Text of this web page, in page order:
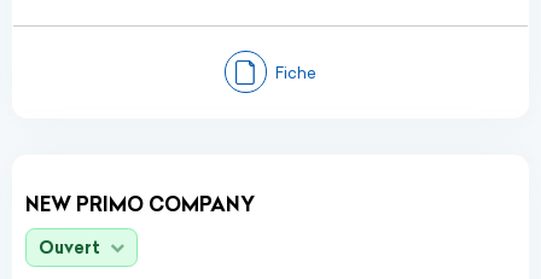
Fiche
NEW PRIMO COMPANY
Ouvert